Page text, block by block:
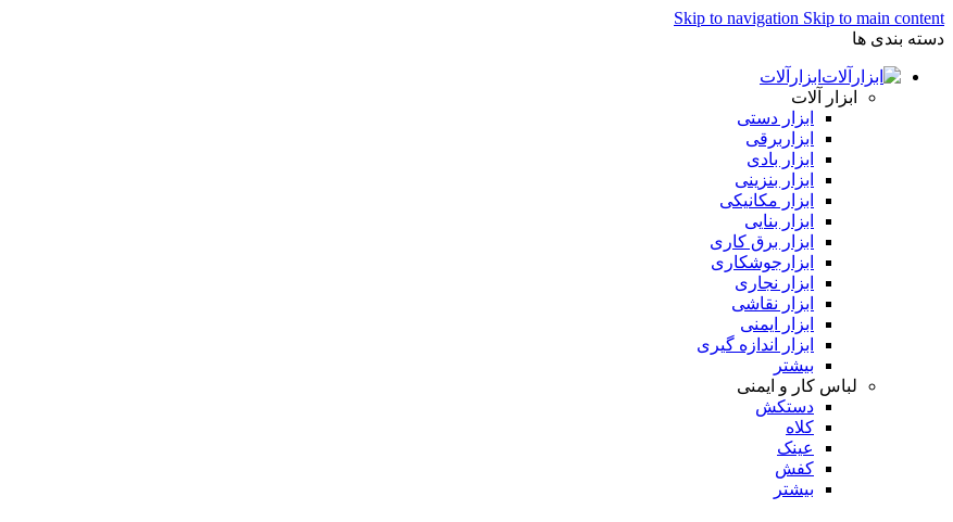
Skip to navigation Skip to main content
دسته بندی ها
ابزارآلات
ابزار آلات
ابزار دستی
ابزاربرقی
ابزار بادی
ابزار بنزینی
ابزار مکانیکی
ابزار بنایی
ابزار برق کاری
ابزارجوشکاری
ابزار نجاری
ابزار نقاشی
ابزار ایمنی
ابزار اندازه گیری
بیشتر
لباس کار و ایمنی
دستکش
کلاه
عینک
کفش
بیشتر